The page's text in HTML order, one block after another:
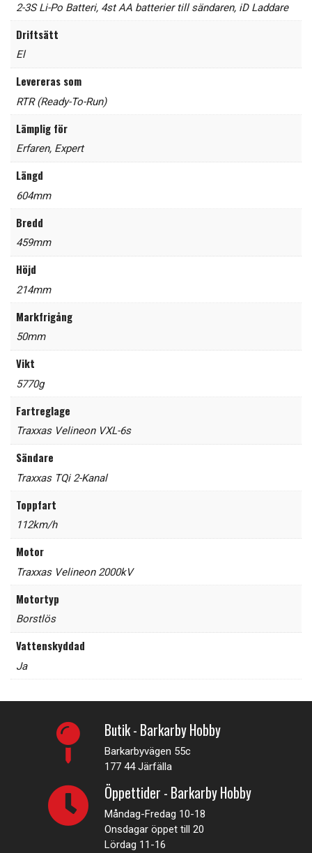
2-3S Li-Po Batteri, 4st AA batterier till sändaren, iD Laddare
Driftsätt
El
Levereras som
RTR (Ready-To-Run)
Lämplig för
Erfaren, Expert
Längd
604mm
Bredd
459mm
Höjd
214mm
Markfrigång
50mm
Vikt
5770g
Fartreglage
Traxxas Velineon VXL-6s
Sändare
Traxxas TQi 2-Kanal
Toppfart
112km/h
Motor
Traxxas Velineon 2000kV
Motortyp
Borstlös
Vattenskyddad
Ja
Butik - Barkarby Hobby
Barkarbyvägen 55c
177 44 Järfälla
Öppettider - Barkarby Hobby
Måndag-Fredag 10-18
Onsdagar öppet till 20
Lördag 11-16